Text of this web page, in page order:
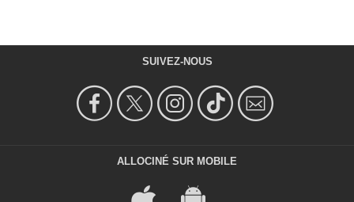
SUIVEZ-NOUS
ALLOCINÉ SUR MOBILE